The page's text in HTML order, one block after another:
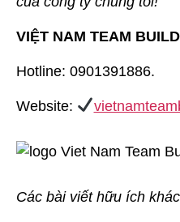
VIỆT NAM TEAM
Hotline: 0901391886.
Website:
Các bài viết hữu ích